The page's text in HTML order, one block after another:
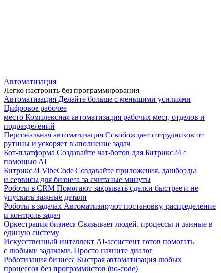
Автоматизация
Легко настроить без программирования
Автоматизация Делайте больше с меньшими усилиями
Цифровое рабочее
место Комплексная автоматизация рабочих мест, отделов и
подразделений
Персональная автоматизация Освобождает сотрудников от
рутины и ускоряет выполнение задач
Бот-платформа Создавайте чат-ботов для Битрикс24 с
помощью AI
Битрикс24 VibeCode Создавайте приложения, дашборды
и сервисы для бизнеса за считаные минуты
Роботы в CRM Помогают закрывать сделки быстрее и не
упускать важные детали
Роботы в задачах Автоматизируют постановку, распределение
и контроль задач
Оркестрация бизнеса Связывает людей, процессы и данные в
единую систему
Искусственный интеллект AI-ассистент готов помогать
с любыми задачами. Просто начните диалог
Роботизация бизнеса Быстрая автоматизация любых
процессов без программистов (no-code)